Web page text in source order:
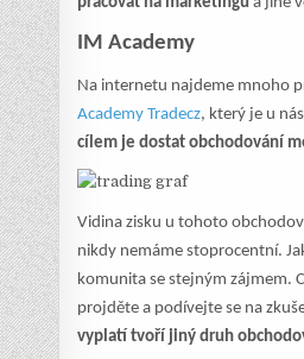
IM Academy
Na internetu najdeme mnoho
Academy Tradecz, který je u
cílem je dostat obchodování
Vidina zisku u tohoto
nikdy nemáme stoprocentní.
komunita se stejným zájmem.
projděte a podívejte se na
vyplatí tvoří jiný druh